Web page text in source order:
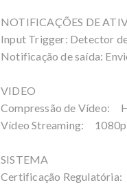
NOTIFICAÇÕES DE
Input Trigger: Detector
Notificação de saída:
VIDEO
Compressão de Vídeo:
Vídeo Streaming: 1080p
SISTEMA
Certificação